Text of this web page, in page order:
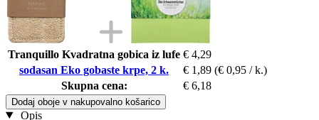
Tranquillo Kvadratna gobica iz lufe € 4,29
sodasan Eko gobaste krpe, 2 k.
€ 1,89 (€ 0,95 / k.)
Skupna cena:
€ 6,18
Dodaj oboje v nakupovalno košarico
Opis